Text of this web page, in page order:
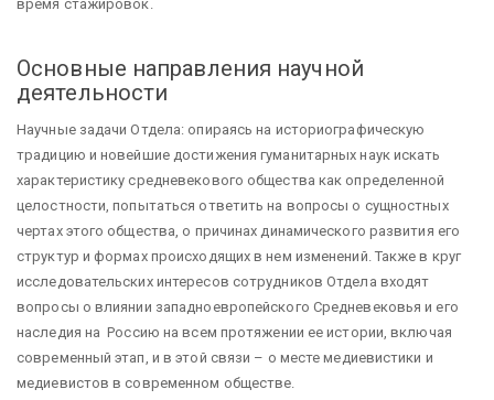
время стажировок.
Основные направления научной
деятельности
Научные задачи Отдела: опираясь на историографическую
традицию и новейшие достижения гуманитарных наук искать
характеристику средневекового общества как определенной
целостности, попытаться ответить на вопросы о сущностных
чертах этого общества, о причинах динамического развития его
структур и формах происходящих в нем изменений. Также в круг
исследовательских интересов сотрудников Отдела входят
вопросы о влиянии западноевропейского Средневековья и его
наследия на Россию на всем протяжении ее истории, включая
современный этап, и в этой связи – о месте медиевистики и
медиевистов в современном обществе.